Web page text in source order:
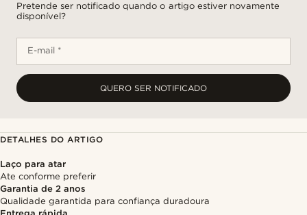
Pretende ser notificado quando o artigo estiver novamente
disponível?
E-mail *
QUERO SER NOTIFICADO
DETALHES DO ARTIGO
Laço para atar
Ate conforme preferir
Garantia de 2 anos
Qualidade garantida para confiança duradoura